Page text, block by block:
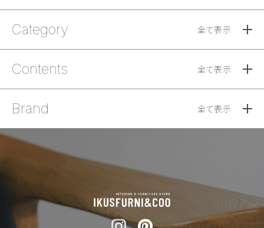
Category 全て表示
Contents 全て表示
Brand 全て表示